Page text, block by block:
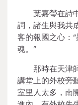
葉嘉瑩在詩
詞，諸生與我共
客的報國之心：
魂。”
那時在天津
講堂上的外校旁
室里人太多，南